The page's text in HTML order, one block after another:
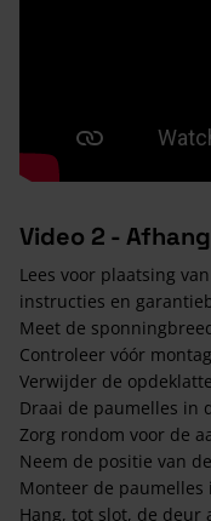
Video 2 -
Lees voor plaatsing
instructies en
Meet de
Controleer vóór
Verwijder de
Draai de paumelles in
Zorg rondom voor de
Neem de positie van
Monteer de paumelles
Hang, tot slot, de deur